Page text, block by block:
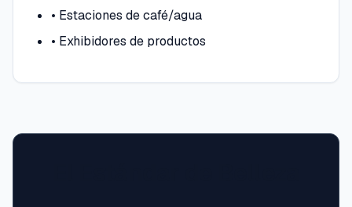
• Estaciones de café/agua
• Exhibidores de productos